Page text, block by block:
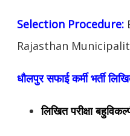
Selection Procedure:
Rajasthan
धौलपुर सफाई कर्मी भर्ती
लिखित परीक्षा